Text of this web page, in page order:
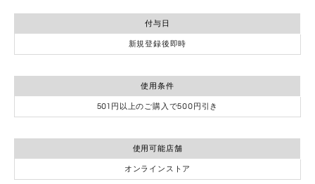
付与日
新規登録後即時
使用条件
501円以上のご購入で500円引き
使用可能店舗
オンラインストア